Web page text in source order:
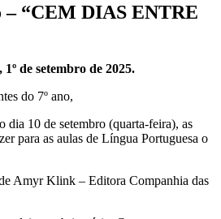
“CEM DIAS ENTRE
1º de setembro de 2025.
do 7º ano,
dia 10 de setembro (quarta-feira), as
para as aulas de Língua Portuguesa o
Amyr Klink – Editora Companhia das